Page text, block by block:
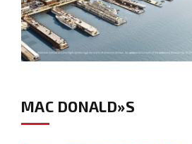
MAC DONALD»S